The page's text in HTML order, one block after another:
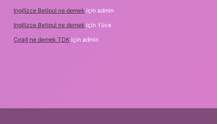
Ingilizce Betipul ne demek için admin
Ingilizce Betipul ne demek için Yüce
Çırağ ne demek TDK için admin